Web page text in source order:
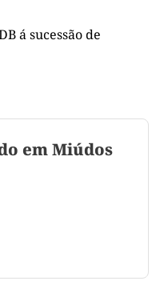
á sucessão de
em Miúdos
Editora-Chefe da